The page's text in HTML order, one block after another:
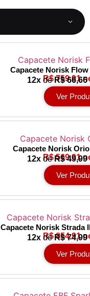
Capacete Norisk
R$ 759,91
12xde R$ 66,66
Ver
Capacete Norisk
R$ 569,91
12xde R$ 49,99
Ver
Capacete Norisk Strada
R$ 854,91
12xde R$ 74,99
Ver